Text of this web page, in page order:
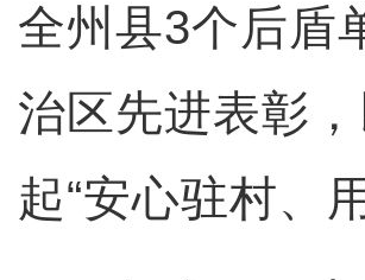
全州县3个后盾
治区先进表彰
起“安心驻村、